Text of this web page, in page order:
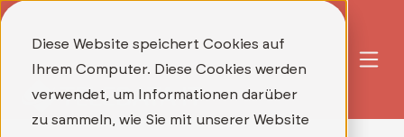
Diese Website speichert Cookies auf
Ihrem Computer. Diese Cookies werden
verwendet, um Informationen darüber
zu sammeln, wie Sie mit unserer Website